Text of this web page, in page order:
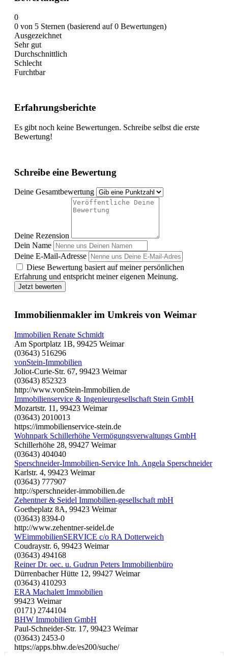
0
0 von 5 Sternen (basierend auf 0 Bewertungen)
Ausgezeichnet
Sehr gut
Durchschnittlich
Schlecht
Furchtbar
Erfahrungsberichte
Es gibt noch keine Bewertungen. Schreibe selbst die erste
Bewertung!
Schreibe eine Bewertung
Deine Gesamtbewertung
Deine Rezension
Dein Name
Deine E-Mail-Adresse
Diese Bewertung basiert auf meiner persönlichen
Erfahrung und entspricht meiner eigenen Meinung.
Jetzt bewerten
Immobilienmakler im Umkreis von Weimar
Immobilien Renate Schmidt
Am Sportplatz 1B, 99425 Weimar
(03643) 516296
vonStein-Immobilien
Joliot-Curie-Str. 67, 99423 Weimar
(03643) 852323
http://www.vonStein-Immobilien.de
Immobilienservice & Ingenieurgesellschaft Stein GmbH
Mozartstr. 11, 99423 Weimar
(03643) 2010013
https://immobilienservice-stein.de
Wohnpark Schillerhöhe Vermögungsverwaltungs GmbH
Schillerhöhe 28, 99427 Weimar
(03643) 404040
Sperschneider-Immobilien-Service Inh. Angela Sperschneider
Karlstr. 4, 99423 Weimar
(03643) 777907
http://sperschneider-immobilien.de
Zehentner & Seidel Immobilien-gesellschaft mbH
Goetheplatz 8A, 99423 Weimar
(03643) 8394-0
http://www.zehentner-seidel.de
WEimmobilienSERVICE c/o RA Dotterweich
Coudraystr. 6, 99423 Weimar
(03643) 494168
Reiner Dr. oec. u. Gudrun Peters Immobilienbüro
Dürrenbacher Hütte 12, 99427 Weimar
(03643) 410293
ERA Machalett Immobilien
99423 Weimar
(0171) 2744104
BHW Immobilien GmbH
Paul-Schneider-Str. 17, 99423 Weimar
(03643) 2453-0
https://apps.bhw.de/es200/suche/